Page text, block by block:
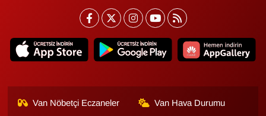
Van Nöbetçi Eczaneler Van Hava Durumu